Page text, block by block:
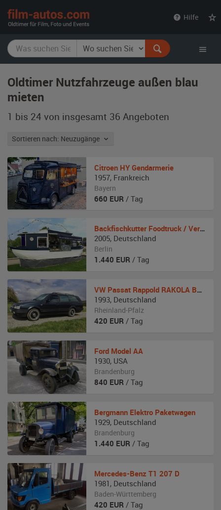
Hilfe
Oldtimer Nutzfahrzeuge außen blau
mieten
1 bis 24 von insgesamt 36 Angeboten
Sortieren nach: Neuzugänge
Citroen HY Gendarmerie
1957, Frankreich
Bayern
660 EUR / Tag
Backfischkutter Foodtruck / Verkaufsanhänger
2005, Deutschland
Berlin
1.440 EUR / Tag
VW Passat Rappold RAKOLA Bestattungswagen
1993, Deutschland
Rheinland-Pfalz
420 EUR / Tag
Ford Model AA
1930, USA
Brandenburg
840 EUR / Tag
Bergmann Elektro Paketwagen
1929, Deutschland
Brandenburg
1.440 EUR / Tag
Mercedes-Benz T1 207 D
1981 , Deutschland
Baden-Württemberg
420 EUR / Tag